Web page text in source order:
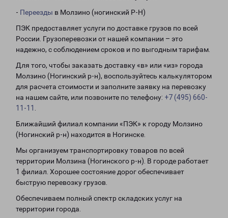
- Переезды в Молзино (ногинский Р-Н)
ПЭК предоставляет услуги по доставке грузов по всей
России. Грузоперевозки от нашей компании – это
надежно, с соблюдением сроков и по выгодным тарифам.
Для того, чтобы заказать доставку «в» или «из» города
Молзино (Ногинский р-н), воспользуйтесь калькулятором
для расчета стоимости и заполните заявку на перевозку
на нашем сайте, или позвоните по телефону: +7 (495) 660-
11-11
Ближайший филиал компании «ПЭК» к городу Молзино
(Ногинский р-н) находится в Ногинске.
Мы организуем транспортировку товаров по всей
территории Молзина (Ногинского р-н). В городе работает
1 филиал. Хорошее состояние дорог обеспечивает
быструю перевозку грузов.
Обеспечиваем полный спектр складских услуг на
территории города.